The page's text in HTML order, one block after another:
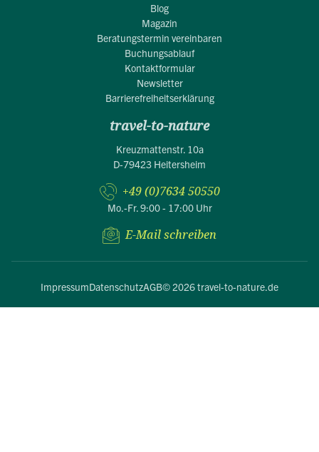
Blog
Magazin
Beratungstermin vereinbaren
Buchungsablauf
Kontaktformular
Newsletter
Barrierefreiheitserklärung
travel-to-nature
Kreuzmattenstr. 10a
D-79423 Heitersheim
+49 (0)7634 50550
Mo.-Fr. 9:00 - 17:00 Uhr
E-Mail schreiben
ImpressumDatenschutzAGB© 2026 travel-to-nature.de